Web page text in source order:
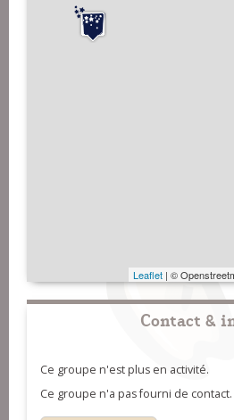
Leaflet | ©
Contact &
Ce groupe n'est plus en activité.
Ce groupe n'a pas fourni de contact.